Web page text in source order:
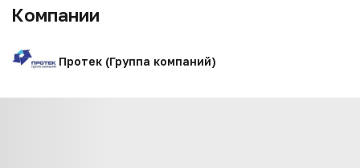
Компании
Протек (Группа компаний)